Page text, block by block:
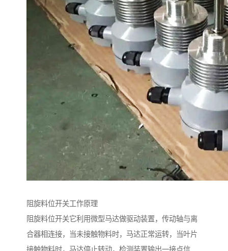
阻旋料位开关工作原理
阻旋料位开关它利用微型马达做驱动装置，传动轴与离
合器相连接，当未接触物料时，马达正常运转，当叶片